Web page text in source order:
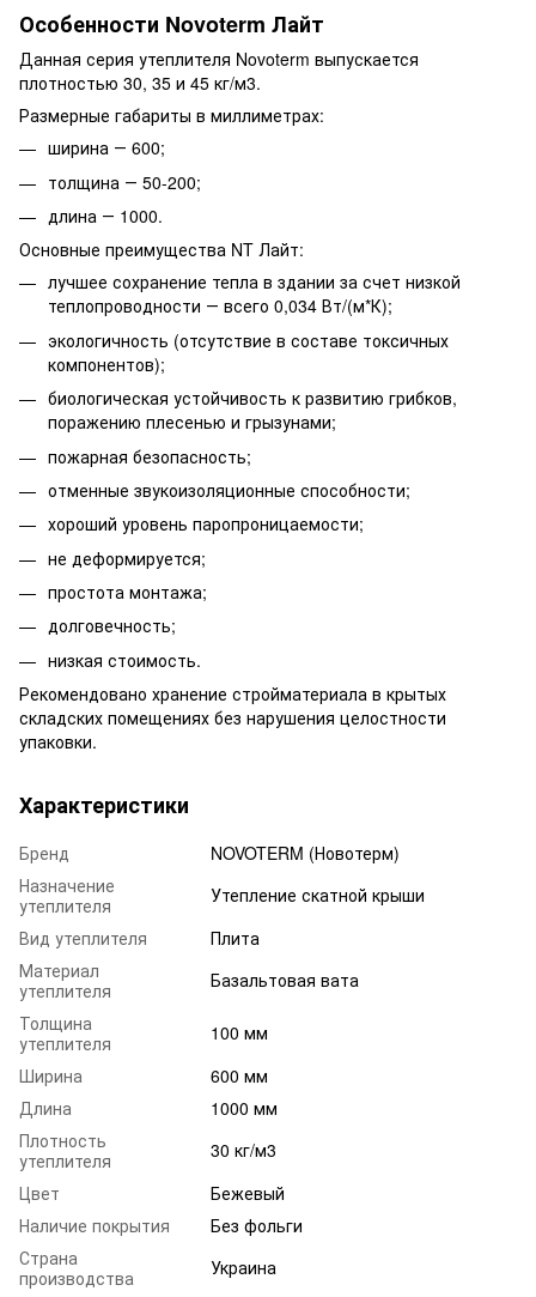
Особенности Novoterm Лайт
Данная серия утеплителя Novoterm выпускается
плотностью 30, 35 и 45 кг/м3.
Размерные габариты в миллиметрах:
ширина ― 600;
толщина ― 50-200;
длина ― 1000.
Основные преимущества NT Лайт:
лучшее сохранение тепла в здании за счет низкой
теплопроводности ― всего 0,034 Вт/(м*К);
экологичность (отсутствие в составе токсичных
компонентов);
биологическая устойчивость к развитию грибков,
поражению плесенью и грызунами;
пожарная безопасность;
отменные звукоизоляционные способности;
хороший уровень паропроницаемости;
не деформируется;
простота монтажа;
долговечность;
низкая стоимость.
Рекомендовано хранение стройматериала в крытых
складских помещениях без нарушения целостности
упаковки.
Характеристики
Бренд
NOVOTERM (Новотерм)
Назначение
утеплителя
Утепление скатной крыши
Вид утеплителя
Плита
Материал
утеплителя
Базальтовая вата
Толщина
утеплителя
100 мм
Ширина
600 мм
Длина
1000 мм
Плотность
утеплителя
30 кг/м3
Цвет
Бежевый
Наличие покрытия
Без фольги
Страна
производства
Украина